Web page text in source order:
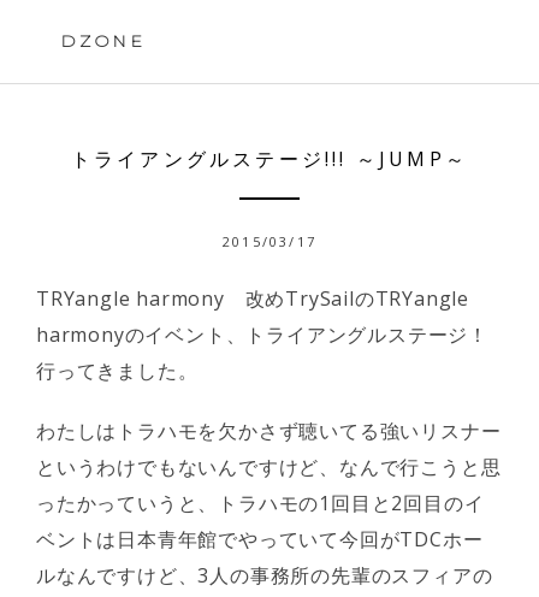
DZONE
トライアングルステージ!!! ～JUMP～
2015/03/17
TRYangle harmony 改めTrySailのTRYangle
harmonyのイベント、トライアングルステージ！
行ってきました。
わたしはトラハモを欠かさず聴いてる強いリスナー
というわけでもないんですけど、なんで行こうと思
ったかっていうと、トラハモの1回目と2回目のイ
ベントは日本青年館でやっていて今回がTDCホー
ルなんですけど、3人の事務所の先輩のスフィアの